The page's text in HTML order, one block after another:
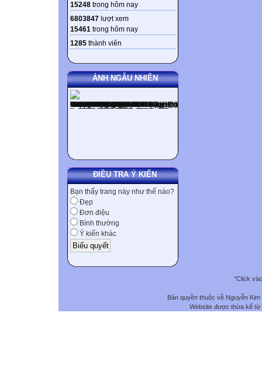
15248 trong hôm nay
6803847 lượt xem
15461 trong hôm nay
1285 thành viên
ẢNH NGẪU NHIÊN
ĐIỀU TRA Ý KIẾN
Bạn thấy trang này như thế nào?
Đẹp
Đơn điệu
Bình thường
Ý kiến khác
"Click
Bản quyền thuộc về Nguyễn
Website được thừa kế từ